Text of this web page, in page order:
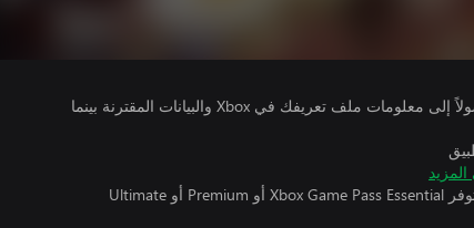
يتلقى ناشرو الألعاب التي تقوم بتشغيلها وصولاً إلى معلومات ملف تعريفك في Xbox والبيانات المقترنة بينما
تتطلب اللعبة متعددة اللاعبين عبر الإنترنت توفر Xbox Game Pass Essential أو Premium أو Ultimate